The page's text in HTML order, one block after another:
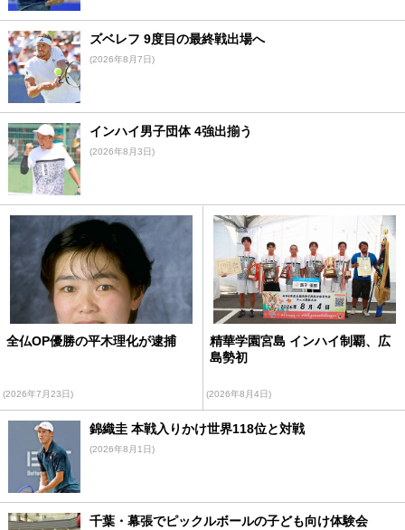
ズベレフ 9度目の最終戦出場へ
(2026年8月7日)
インハイ男子団体 4強出揃う
(2026年8月3日)
全仏OP優勝の平木理化が逮捕
(2026年7月23日)
精華学園宮島 インハイ制覇、広
島勢初
(2026年8月4日)
錦織圭 本戦入りかけ世界118位と対戦
(2026年8月1日)
千葉・幕張でピックルボールの子ども向け体験会